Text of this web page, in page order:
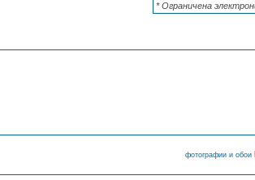
* Ограничена
фотографии и обои l